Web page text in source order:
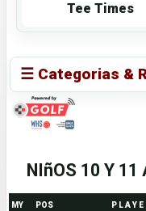
Tee Times
☰ Categorias &
NIñOS 10 Y 11
MY POS P L A Y E